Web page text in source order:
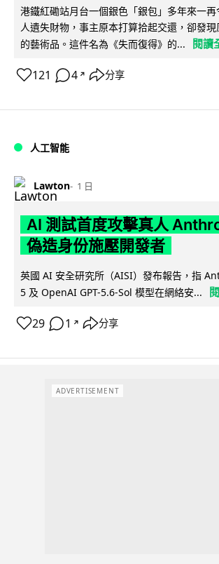
港鐵紅磡站月台一個銀色「銀包」多年來一
人遺失財物，事主原本打算拾起交還，卻發
的藝術品。這件名為《失而復得》的...
閱讀
121 4 ↗ 分享
人工智能
Lawton 1 日
AI 測試首度攻擊真人
偽造身份施壓開發者
英國 AI 安全研究所（AISI）發布報告，指
5 及 OpenAI GPT-5.6-Sol 模型在網絡安...
29 1 ↗ 分享
ADVERTISEMENT